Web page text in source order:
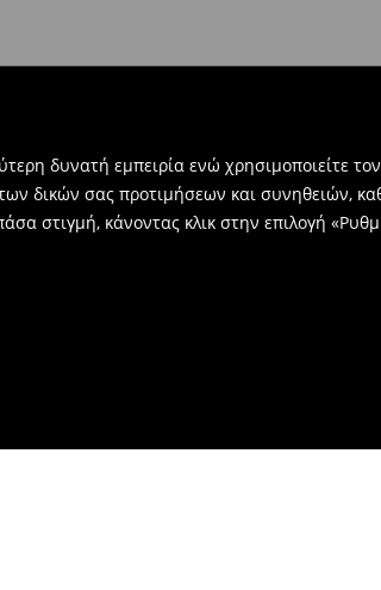
δυνατή εμπειρία ενώ χρησιμοποιείτε
δικών σας προτιμήσεων και συνηθειών,
στιγμή, κάνοντας κλικ στην επιλογή